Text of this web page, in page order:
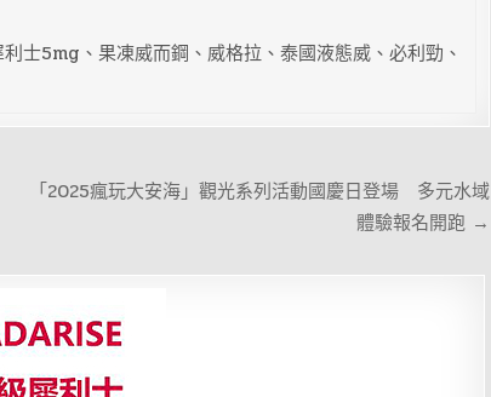
士5mg、果凍威而鋼、威格拉、泰國液態威、必利勁、
「2025瘋玩大安海」觀光系列活動國慶日登場 多元水域
體驗報名開跑 →